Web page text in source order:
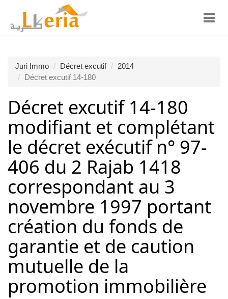
Juri Immo Décret excutif
2014
Décret excutif 14-180
Décret excutif 14-180
modifiant et complétant
le décret exécutif n° 97-
406 du 2 Rajab 1418
correspondant au 3
novembre 1997 portant
création du fonds de
garantie et de caution
mutuelle de la
promotion immobilière